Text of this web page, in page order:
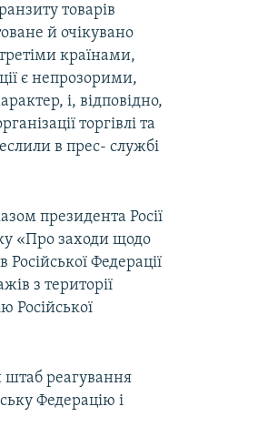
товарів
й очікувано
країнами,
є непрозорими,
і, відповідно,
торгівлі та
в прес- службі
президента Росії
«Про заходи щодо
Федерації
з території
Російської
реагування
Федерацію і